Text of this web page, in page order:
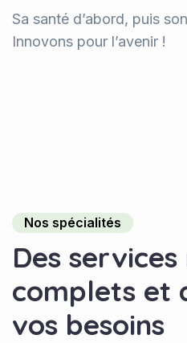
Sa santé d’abord, puis
Innovons pour l’avenir !
Nos spécialités
Des
complets et
vos besoins